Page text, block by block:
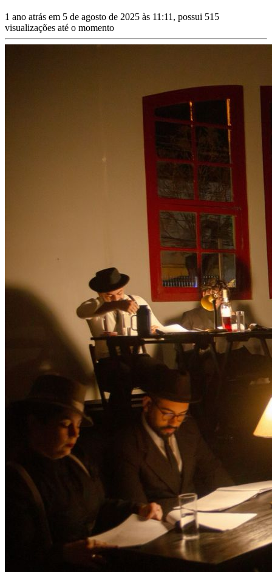
1 ano atrás em 5 de agosto de 2025 às 11:11, possui 515
visualizações até o momento